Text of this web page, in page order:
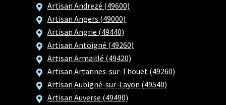
Artisan Andrezé (49600)
Artisan Angers (49000)
Artisan Angrie (49440)
Artisan Antoigné (49260)
Artisan Armaillé (49420)
Artisan Artannes-sur-Thouet (49260)
Artisan Aubigné-sur-Layon (49540)
Artisan Auverse (49490)